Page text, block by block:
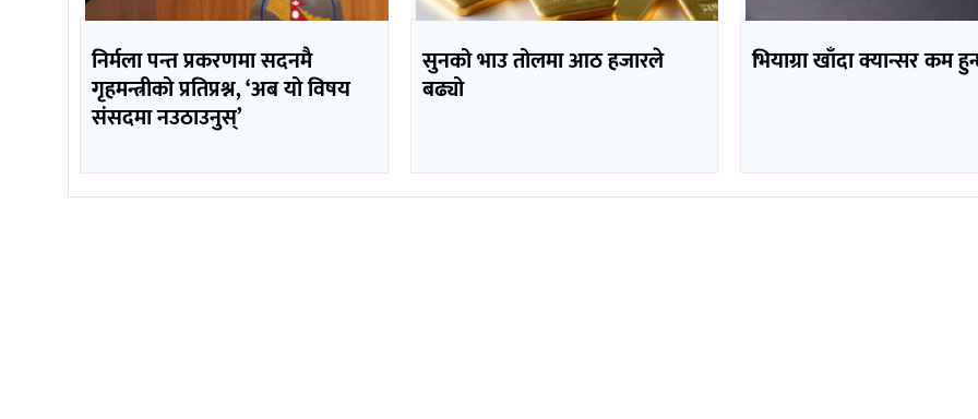
निर्मला पन्त प्रकरणमा सदनमै
गृहमन्त्रीको प्रतिप्रश्न, ‘अब यो विषय
संसदमा नउठाउनुस्’
सुनको भाउ तोलमा आठ हजारले
बढ्यो
भियाग्रा खाँदा क्यान्सर कम